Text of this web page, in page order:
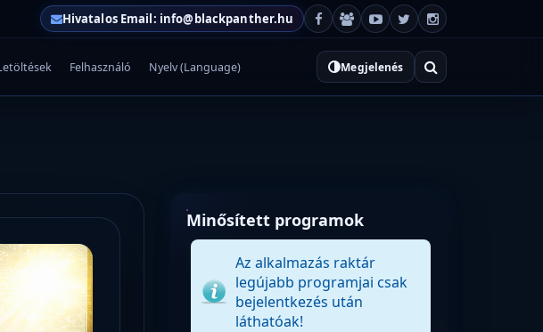
Hivatalos Email: info@blackpanther.hu
Felhasználó Nyelv (Language) Megjelenés
Minősített programok
Az alkalmazás raktár
legújabb programjai csak
bejelentkezés után
láthatóak!